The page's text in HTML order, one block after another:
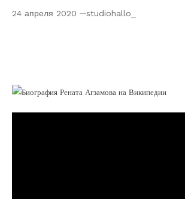
24 апреля 2020 studiohallo_